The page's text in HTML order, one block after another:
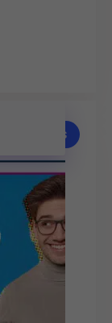
Articles